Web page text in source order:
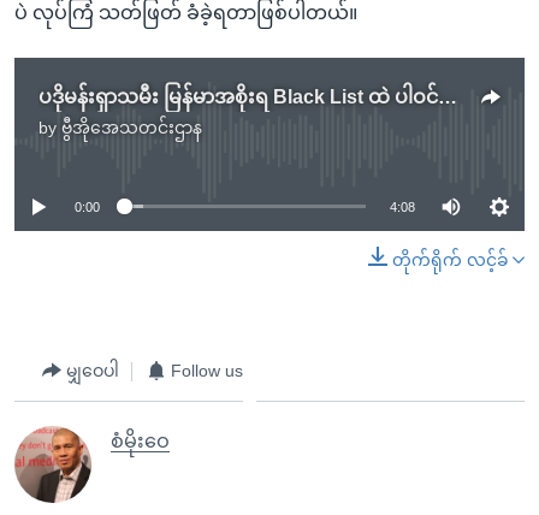
ပဲ လုပ်ကြံ သတ်ဖြတ် ခံခဲ့ရတာဖြစ်ပါတယ်။
ပဒိုမန်းရှာသမီး မြန်မာအစိုးရ Black List ထဲ ပါဝင်မှုကြောင့် ဌာနေပြန်ဖို့ခက်ခဲ
by ဗွီအိုအေသတင်းဌာန
No media source currently available
0:00 4:08
တိုက်ရိုက် လင့်ခ်
မျှဝေပါ Follow us
စံမိုးဝေ